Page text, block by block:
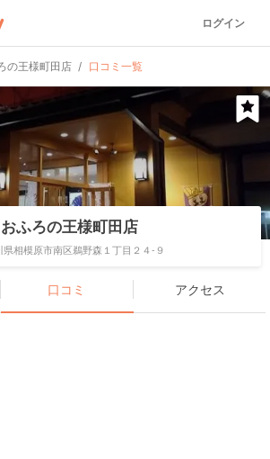
ログイン
の王様町田店 口コミ一覧
おふろの王様町田店
県相模原市南区鵜野森１丁目２４-９
口コミ アクセス